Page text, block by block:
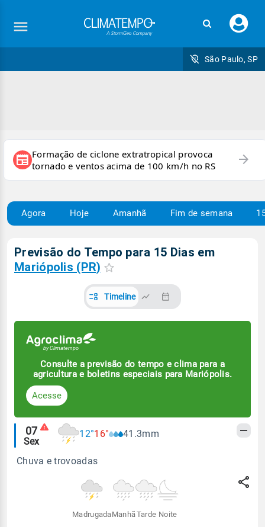
seu
São Paulo, SP
newspaper Formação de ciclone extratropical provoca
tornado e ventos acima de 100 km/h no RS
arrow_forward
Agora Hoje Amanhã Fim de semana
Previsão do Tempo para 15 Dias em
Mariópolis (PR)
Timeline
Consulte a previsão do tempo e clima para a
agricultura e boletins especiais para Mariópolis.
Acesse
Alertas
meteorológicos
07
Sex
12°16° 41.3mm
Chuva e trovoadas
Madrugada Manhã Tarde Noite